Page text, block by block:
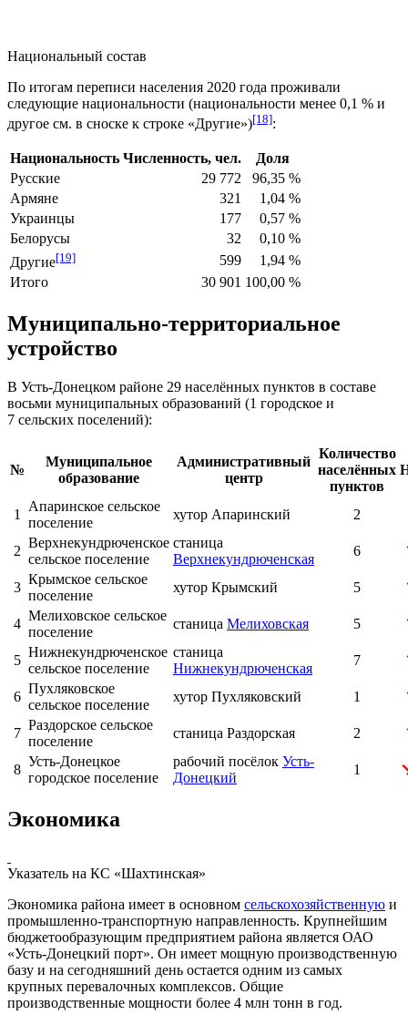
Национальный состав
По итогам переписи населения 2020 года проживали
следующие национальности (национальности менее 0,1 % и
другое см. в сноске к строке «Другие»)[18]:
Национальность Численность, чел.
Доля
Русские
29 772
96,35 %
Армяне
321
1,04 %
Украинцы
177
0,57 %
Белорусы
32
0,10 %
Другие[19] 599
1,94 %
Итого
30 901 100,00 %
Муниципально-территориальное
устройство
В Усть-Донецком районе 29 населённых пунктов в составе
восьми муниципальных образований (1 городское и
7 сельских поселений):
№
Муниципальное
образование
Административный
центр
Количество
населённых
пунктов
1
Апаринское сельское
поселение
хутор Апаринский 2
2
Верхнекундрюченское
сельское поселение
станица
Верхнекундрюченская
6
3
Крымское сельское
поселение
хутор Крымский 5
4
Мелиховское сельское
поселение
станица Мелиховская 5
5
Нижнекундрюченское
сельское поселение
станица
Нижнекундрюченская
7
6
Пухляковское
сельское поселение
хутор Пухляковский 1
7
Раздорское сельское
поселение
станица Раздорская 2
8
Усть-Донецкое
городское поселение
рабочий посёлок Усть-
Донецкий
1
Экономика
Указатель на КС «Шахтинская»
Экономика района имеет в основном сельскохозяйственную и
промышленно-транспортную направленность. Крупнейшим
бюджетообразующим предприятием района является ОАО
«Усть-Донецкий порт». Он имеет мощную производственную
базу и на сегодняшний день остается одним из самых
крупных перевалочных комплексов. Общие
производственные мощности более 4 млн тонн в год.